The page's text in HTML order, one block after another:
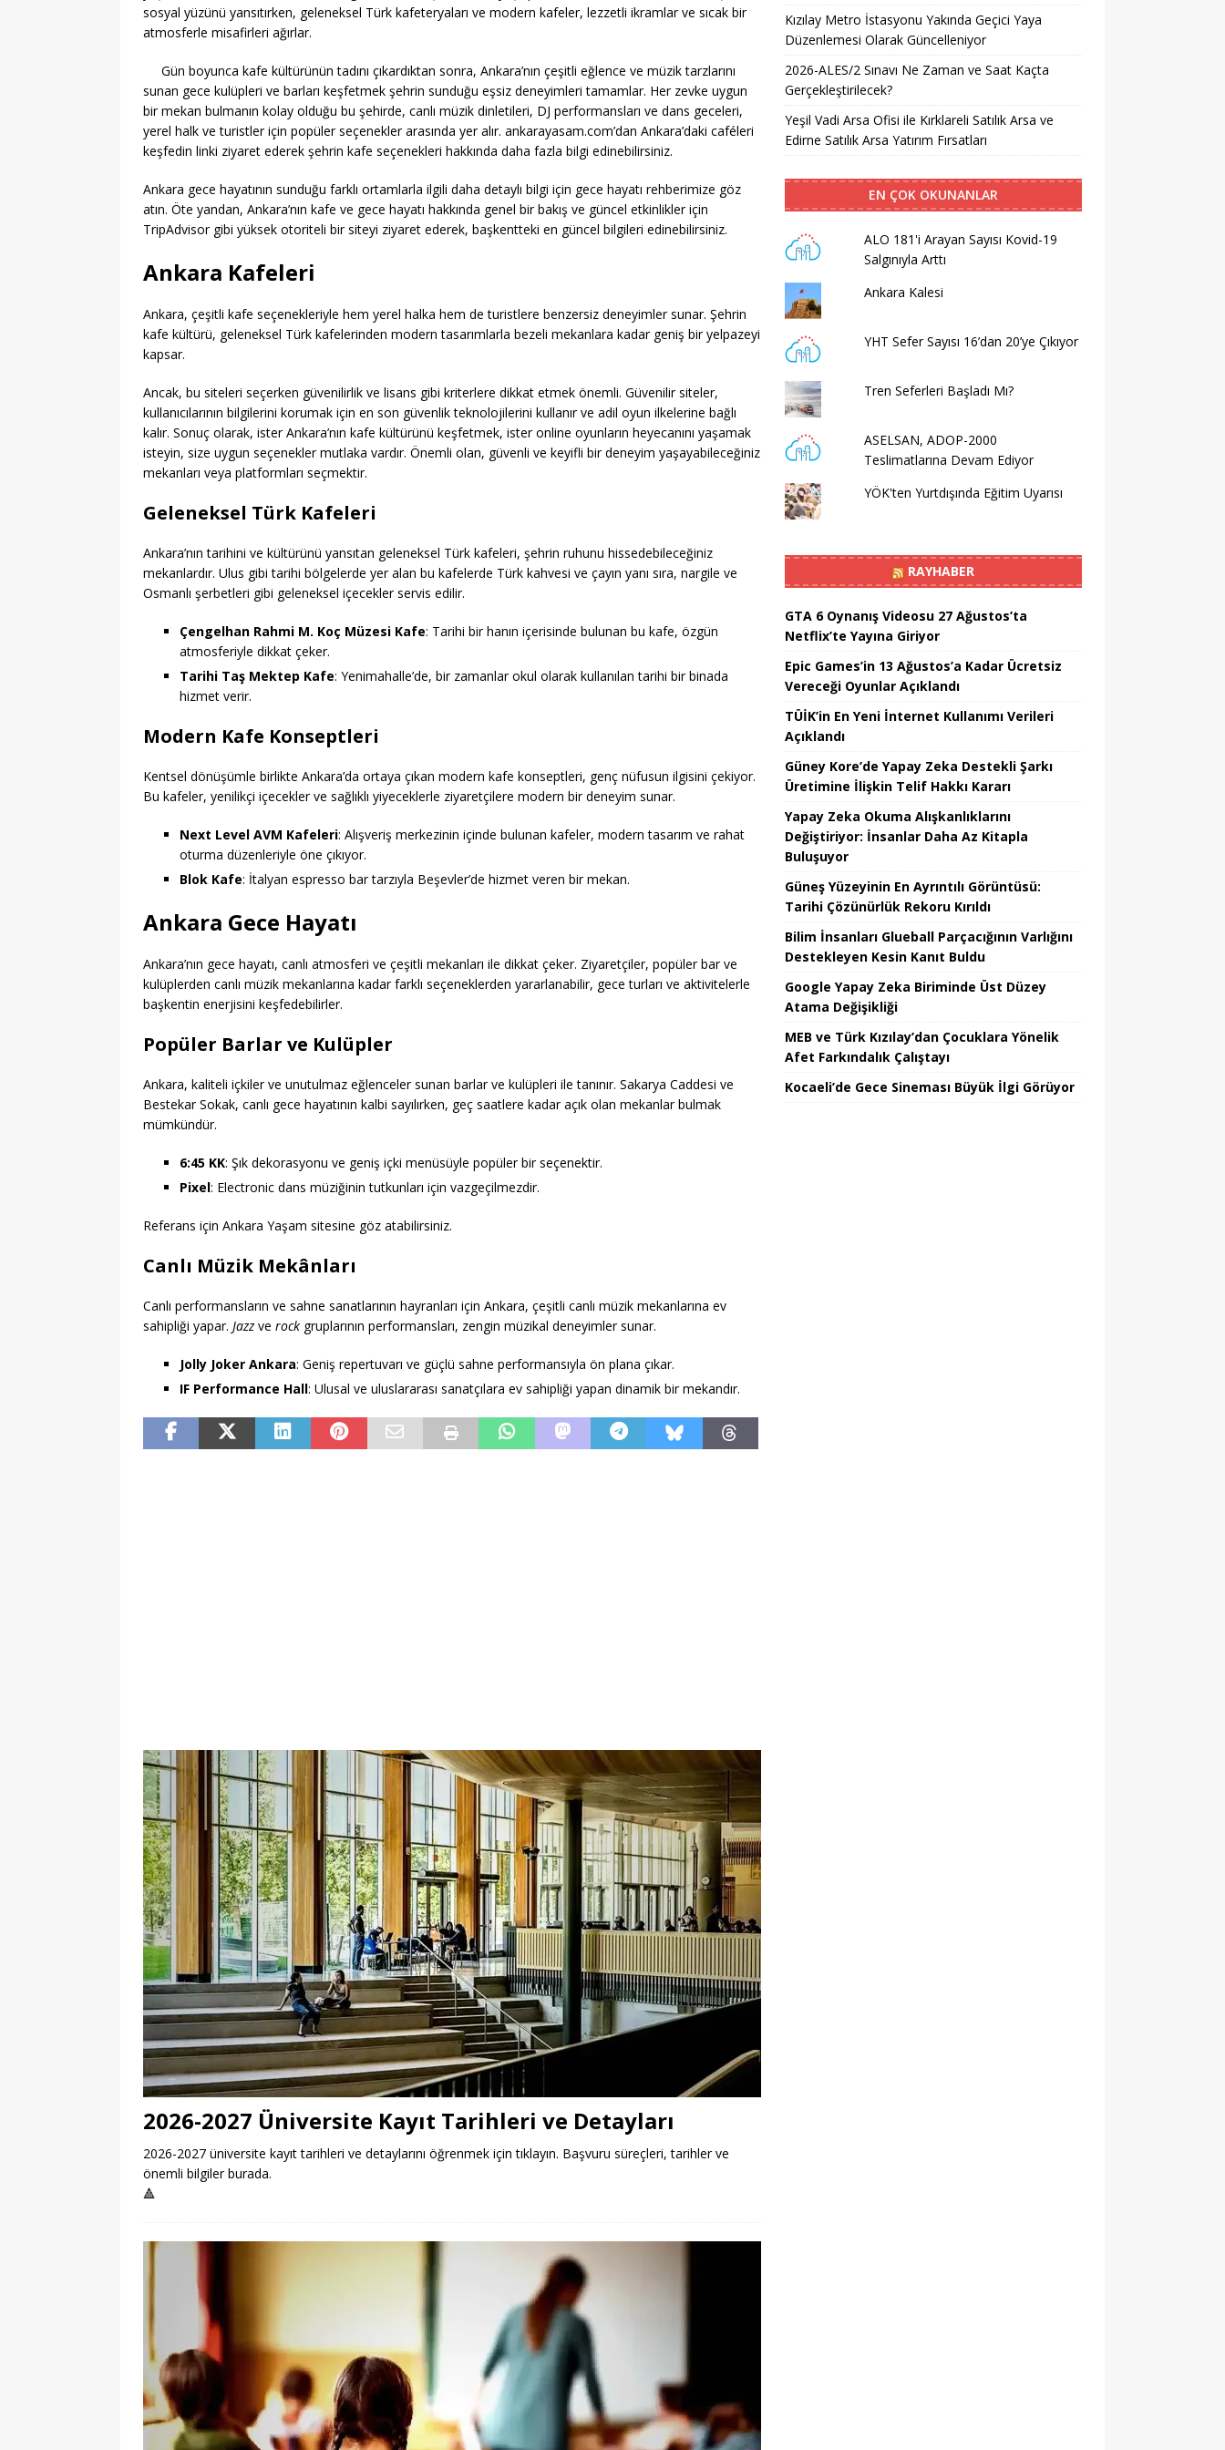
sosyal yüzünü yansıtırken, geleneksel Türk kafeteryaları ve modern kafeler, lezzetli ikramlar ve sıcak bir
atmosferle misafirleri ağırlar.
Gün boyunca kafe kültürünün tadını çıkardıktan sonra, Ankara’nın çeşitli eğlence ve müzik tarzlarını
sunan gece kulüpleri ve barları keşfetmek şehrin sunduğu eşsiz deneyimleri tamamlar. Her zevke uygun
bir mekan bulmanın kolay olduğu bu şehirde, canlı müzik dinletileri, DJ performansları ve dans geceleri,
yerel halk ve turistler için popüler seçenekler arasında yer alır. ankarayasam.com’dan Ankara’daki caféleri
keşfedin linki ziyaret ederek şehrin kafe seçenekleri hakkında daha fazla bilgi edinebilirsiniz.
Ankara gece hayatının sunduğu farklı ortamlarla ilgili daha detaylı bilgi için gece hayatı rehberimize göz
atın. Öte yandan, Ankara’nın kafe ve gece hayatı hakkında genel bir bakış ve güncel etkinlikler için
TripAdvisor gibi yüksek otoriteli bir siteyi ziyaret ederek, başkentteki en güncel bilgileri edinebilirsiniz.
Ankara Kafeleri
Ankara, çeşitli kafe seçenekleriyle hem yerel halka hem de turistlere benzersiz deneyimler sunar. Şehrin
kafe kültürü, geleneksel Türk kafelerinden modern tasarımlarla bezeli mekanlara kadar geniş bir yelpazeyi
kapsar.
Ancak, bu siteleri seçerken güvenilirlik ve lisans gibi kriterlere dikkat etmek önemli. Güvenilir siteler,
kullanıcılarının bilgilerini korumak için en son güvenlik teknolojilerini kullanır ve adil oyun ilkelerine bağlı
kalır. Sonuç olarak, ister Ankara’nın kafe kültürünü keşfetmek, ister online oyunların heyecanını yaşamak
isteyin, size uygun seçenekler mutlaka vardır. Önemli olan, güvenli ve keyifli bir deneyim yaşayabileceğiniz
mekanları veya platformları seçmektir.
Geleneksel Türk Kafeleri
Ankara’nın tarihini ve kültürünü yansıtan geleneksel Türk kafeleri, şehrin ruhunu hissedebileceğiniz
mekanlardır. Ulus gibi tarihi bölgelerde yer alan bu kafelerde Türk kahvesi ve çayın yanı sıra, nargile ve
Osmanlı şerbetleri gibi geleneksel içecekler servis edilir.
Çengelhan Rahmi M. Koç Müzesi Kafe: Tarihi bir hanın içerisinde bulunan bu kafe, özgün
atmosferiyle dikkat çeker.
Tarihi Taş Mektep Kafe: Yenimahalle’de, bir zamanlar okul olarak kullanılan tarihi bir binada
hizmet verir.
Modern Kafe Konseptleri
Kentsel dönüşümle birlikte Ankara’da ortaya çıkan modern kafe konseptleri, genç nüfusun ilgisini çekiyor.
Bu kafeler, yenilikçi içecekler ve sağlıklı yiyeceklerle ziyaretçilere modern bir deneyim sunar.
Next Level AVM Kafeleri: Alışveriş merkezinin içinde bulunan kafeler, modern tasarım ve rahat
oturma düzenleriyle öne çıkıyor.
Blok Kafe: İtalyan espresso bar tarzıyla Beşevler’de hizmet veren bir mekan.
Ankara Gece Hayatı
Ankara’nın gece hayatı, canlı atmosferi ve çeşitli mekanları ile dikkat çeker. Ziyaretçiler, popüler bar ve
kulüplerden canlı müzik mekanlarına kadar farklı seçeneklerden yararlanabilir, gece turları ve aktivitelerle
başkentin enerjisini keşfedebilirler.
Popüler Barlar ve Kulüpler
Ankara, kaliteli içkiler ve unutulmaz eğlenceler sunan barlar ve kulüpleri ile tanınır. Sakarya Caddesi ve
Bestekar Sokak, canlı gece hayatının kalbi sayılırken, geç saatlere kadar açık olan mekanlar bulmak
mümkündür.
6:45 KK: Şık dekorasyonu ve geniş içki menüsüyle popüler bir seçenektir.
Pixel: Electronic dans müziğinin tutkunları için vazgeçilmezdir.
Referans için Ankara Yaşam sitesine göz atabilirsiniz.
Canlı Müzik Mekânları
Canlı performansların ve sahne sanatlarının hayranları için Ankara, çeşitli canlı müzik mekanlarına ev
sahipliği yapar. Jazz ve rock gruplarının performansları, zengin müzikal deneyimler sunar.
Jolly Joker Ankara: Geniş repertuvarı ve güçlü sahne performansıyla ön plana çıkar.
IF Performance Hall: Ulusal ve uluslararası sanatçılara ev sahipliği yapan dinamik bir mekandır.
2026-2027 Üniversite Kayıt Tarihleri ve Detayları
2026-2027 üniversite kayıt tarihleri ve detaylarını öğrenmek için tıklayın. Başvuru süreçleri, tarihler ve
önemli bilgiler burada.
🔺
Kızılay Metro İstasyonu Yakında Geçici Yaya
Düzenlemesi Olarak Güncelleniyor
2026-ALES/2 Sınavı Ne Zaman ve Saat Kaçta
Gerçekleştirilecek?
Yeşil Vadi Arsa Ofisi ile Kırklareli Satılık Arsa ve
Edirne Satılık Arsa Yatırım Fırsatları
EN ÇOK OKUNANLAR
ALO 181'i Arayan Sayısı Kovid-19
Salgınıyla Arttı
Ankara Kalesi
YHT Sefer Sayısı 16’dan 20’ye Çıkıyor
Tren Seferleri Başladı Mı?
ASELSAN, ADOP-2000
Teslimatlarına Devam Ediyor
YÖK'ten Yurtdışında Eğitim Uyarısı
RAYHABER
GTA 6 Oynanış Videosu 27 Ağustos’ta
Netflix’te Yayına Giriyor
Epic Games’in 13 Ağustos’a Kadar Ücretsiz
Vereceği Oyunlar Açıklandı
TÜİK’in En Yeni İnternet Kullanımı Verileri
Açıklandı
Güney Kore’de Yapay Zeka Destekli Şarkı
Üretimine İlişkin Telif Hakkı Kararı
Yapay Zeka Okuma Alışkanlıklarını
Değiştiriyor: İnsanlar Daha Az Kitapla
Buluşuyor
Güneş Yüzeyinin En Ayrıntılı Görüntüsü:
Tarihi Çözünürlük Rekoru Kırıldı
Bilim İnsanları Glueball Parçacığının Varlığını
Destekleyen Kesin Kanıt Buldu
Google Yapay Zeka Biriminde Üst Düzey
Atama Değişikliği
MEB ve Türk Kızılay’dan Çocuklara Yönelik
Afet Farkındalık Çalıştayı
Kocaeli’de Gece Sineması Büyük İlgi Görüyor